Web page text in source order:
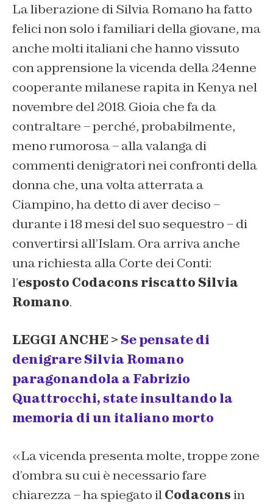
La liberazione di Silvia Romano ha fatto
felici non solo i familiari della giovane, ma
anche molti italiani che hanno vissuto
con apprensione la vicenda della 24enne
cooperante milanese rapita in Kenya nel
novembre del 2018. Gioia che fa da
contraltare – perché, probabilmente,
meno rumorosa – alla valanga di
commenti denigratori nei confronti della
donna che, una volta atterrata a
Ciampino, ha detto di aver deciso –
durante i 18 mesi del suo sequestro – di
convertirsi all’Islam. Ora arriva anche
una richiesta alla Corte dei Conti:
l’esposto Codacons riscatto Silvia
Romano.
LEGGI ANCHE > Se pensate di
denigrare Silvia Romano
paragonandola a Fabrizio
Quattrocchi, state insultando la
memoria di un italiano morto
«La vicenda presenta molte, troppe zone
d’ombra su cui è necessario fare
chiarezza – ha spiegato ilCodaconsin